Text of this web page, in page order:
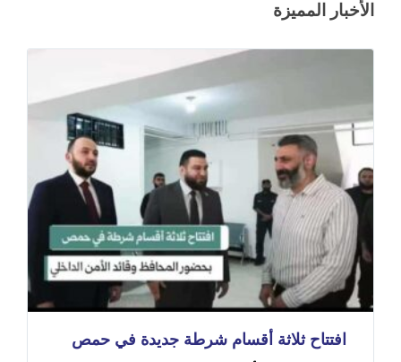
الأخبار المميزة
افتتاح ثلاثة أقسام شرطة جديدة في حمص